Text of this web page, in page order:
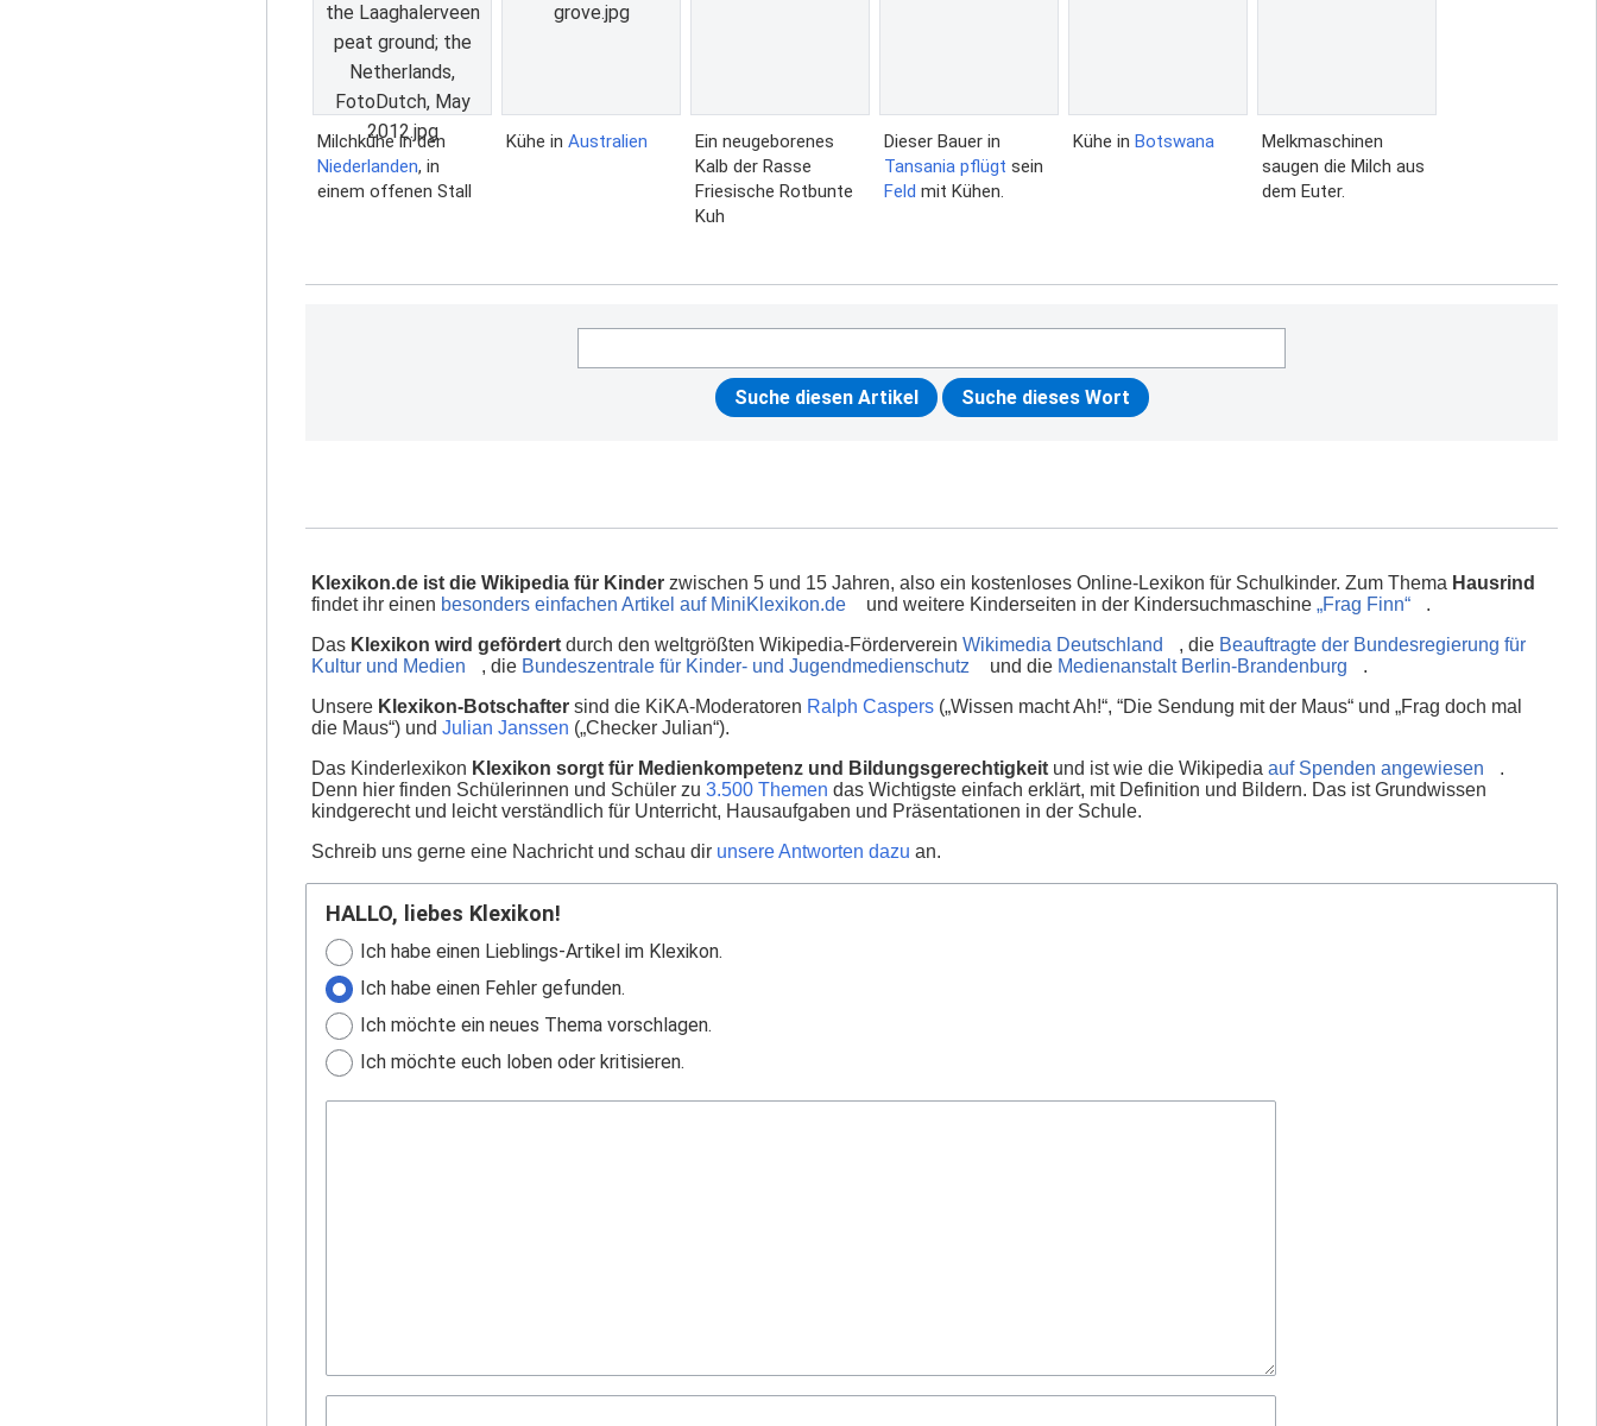
the Laaghalerveen
peat ground; the
Netherlands,
FotoDutch, May
2012.jpg
Milchkühe in den
Niederlanden, in
einem offenen Stall
grove.jpg
Kühe in Australien
Ein neugeborenes
Kalb der Rasse
Friesische Rotbunte
Kuh
Dieser Bauer in
Tansania pflügt sein
Feld mit Kühen.
Kühe in Botswana
Melkmaschinen
saugen die Milch aus
dem Euter.
Klexikon.de ist die Wikipedia für Kinder zwischen 5 und 15 Jahren, also ein kostenloses Online-Lexikon für Schulkinder. Zum Thema Hausrind
findet ihr einen besonders einfachen Artikel auf MiniKlexikon.de und weitere Kinderseiten in der Kindersuchmaschine „Frag Finn“
.
Das Klexikon wird gefördert durch den weltgrößten Wikipedia-Förderverein Wikimedia Deutschland , die Beauftragte der Bundesregierung für
Kultur und Medien
, die Bundeszentrale für Kinder- und Jugendmedienschutz und die Medienanstalt Berlin-Brandenburg
.
Unsere Klexikon-Botschafter sind die KiKA-Moderatoren Ralph Caspers („Wissen macht Ah!“, “Die Sendung mit der Maus“ und „Frag doch mal
die Maus“) und Julian Janssen („Checker Julian“).
Das Kinderlexikon Klexikon sorgt für Medienkompetenz und Bildungsgerechtigkeit und ist wie die Wikipedia auf Spenden angewiesen
.
Denn hier finden Schülerinnen und Schüler zu 3.500 Themen das Wichtigste einfach erklärt, mit Definition und Bildern. Das ist Grundwissen
kindgerecht und leicht verständlich für Unterricht, Hausaufgaben und Präsentationen in der Schule.
Schreib uns gerne eine Nachricht und schau dir unsere Antworten dazu an.
HALLO, liebes Klexikon!
Ich habe einen Lieblings-Artikel im Klexikon.
Ich habe einen Fehler gefunden.
Ich möchte ein neues Thema vorschlagen.
Ich möchte euch loben oder kritisieren.